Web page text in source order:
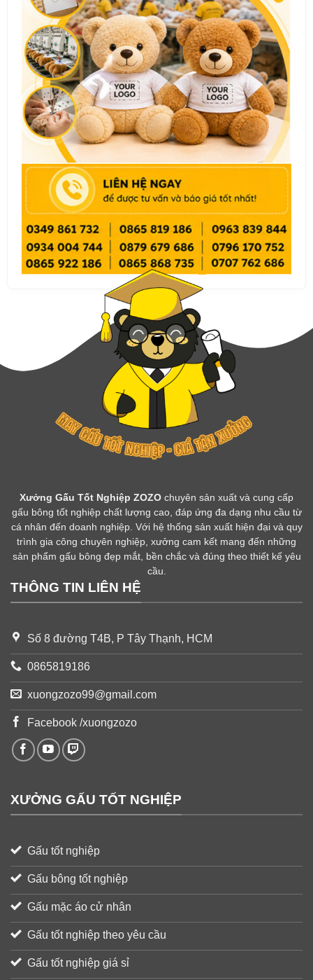
Xưởng Gấu Tốt Nghiệp ZOZO chuyên sản xuất và cung cấp
gấu bông tốt nghiệp chất lượng cao, đáp ứng đa dạng nhu cầu từ
cá nhân đến doanh nghiệp. Với hệ thống sản xuất hiện đại và quy
trình gia công chuyên nghiệp, xưởng cam kết mang đến những
sản phẩm gấu bông đẹp mắt, bền chắc và đúng theo thiết kế yêu
cầu.
THÔNG TIN LIÊN HỆ
Số 8 đường T4B, P Tây Thạnh, HCM
0865819186
xuongzozo99@gmail.com
Facebook /xuongzozo
XƯỞNG GẤU TỐT NGHIỆP
Gấu tốt nghiệp
Gấu bông tốt nghiệp
Gấu mặc áo cử nhân
Gấu tốt nghiệp theo yêu cầu
Gấu tốt nghiệp giá sỉ